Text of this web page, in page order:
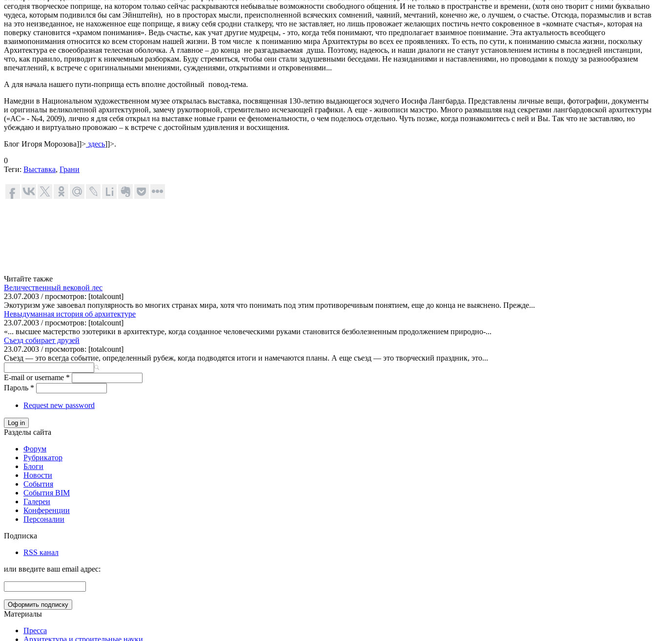
сегодня творческое поприще, на котором только сейчас раскрываются небывалые возможности свободного общения. И не только в пространстве и времени, (хотя оно творит с ними буквально
чудеса, которым подивился бы сам Эйнштейн), но в просторах мысли, преисполненной всяческих сомнений, чаяний, мечтаний, конечно же, о лучшем, о счастье. Отсюда, поразмыслив и встав
на это неизведанное, не нахоженное еще поприще, я вижу себя сродни сталкеру, что не заставляет, но лишь провожает желающих постичь нечто сокровенное в «комнате счастья», которая на
поверку становится «храмом понимания». Ведь счастье, как учат другие мудрецы, - это, когда тебя понимают, что предполагает взаимное понимание. Эта актуальность всеобщего
взаимопонимания относится ко всем сторонам нашей жизни. В том числе к пониманию мира Архитектуры во всех ее проявлениях. То есть, по сути, к пониманию смысла жизни, поскольку
Архитектура ее своеобразная телесная оболочка. А главное – до конца не разгадываемая душа. Поэтому, надеюсь, и наши диалоги не станут установлением истины в последней инстанции,
что, как правило, приводит к никчемным разборкам. Буду стремиться, чтобы они стали задушевными беседами. Не назиданиями и наставлениями, но проводами к походу за разнообразием
впечатлений, к встрече с оригинальными мнениями, суждениями, открытиями и откровениями...
А для начала нашего пути-поприща есть вполне достойный повод-тема.
Намедни в Национальном художественном музее открылась выставка, посвященная 130-летию выдающегося зодчего Иосифа Лангбарда. Представлены личные вещи, фотографии, документы
и оригиналы великолепной архитектурной, замечу рукотворной, стремительно исчезающей графики. А еще - живописи маэстро. Много размышляя над секретами лангбардовской архитектуры
(«АС» - №4, 2009), лично я для себя открыл на выставке новые грани ее феноменальности, о чем поделюсь отдельно. Чуть позже, когда познакомитесь с ней и Вы. Так что не заставляю, но
убеждаю и виртуально провожаю – к встрече с достойным удивления и восхищения.
Блог Игоря Морозова]]> здесь]]>.
0
Теги: Выставка, Грани
Читайте также
Величественный вековой лес
23.07.2003 / просмотров: [totalcount]
Экотуризм уже завоевал популярность во многих странах мира, хотя что понимать под этим противоречивым понятием, еще до конца не выяснено. Прежде...
Невыдуманная история об архитектуре
23.07.2003 / просмотров: [totalcount]
«... высшее мастерство эзотерики в архитектуре, когда созданное человеческими руками становится безболезненным продолжением природно-...
Съезд собирает друзей
23.07.2003 / просмотров: [totalcount]
Съезд — это всегда событие, определенный рубеж, когда подводятся итоги и намечаются планы. А еще съезд — это творческий праздник, это...
E-mail or username *
Пароль *
Request new password
Log in
Разделы сайта
Форум
Рубрикатор
Блоги
Новости
События
События BIM
Галереи
Конференции
Персоналии
Подписка
RSS канал
или введите ваш email адрес:
Материалы
Пресса
Архитектура и строительные науки